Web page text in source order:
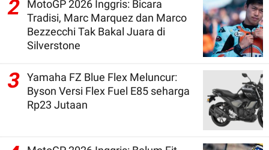
2
MotoGP 2026 Inggris: Bicara
Tradisi, Marc Marquez dan Marco
Bezzecchi Tak Bakal Juara di
Silverstone
3 Yamaha FZ Blue Flex Meluncur:
Byson Versi Flex Fuel E85 seharga
Rp23 Jutaan